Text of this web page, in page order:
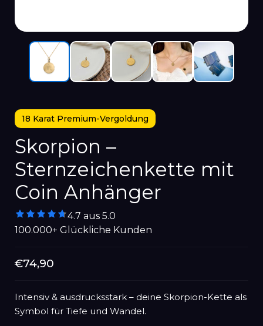
18 Karat Premium-Vergoldung
Skorpion –
Sternzeichenkette mit
Coin Anhänger
4.7 aus 5.0
100.000+ Glückliche Kunden
Normaler
€74,90
Intensiv & ausdrucksstark – deine Skorpion-Kette als
Symbol für Tiefe und Wandel.